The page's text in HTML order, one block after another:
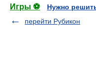
Игры ⚽
Нужно
перейти Рубикон